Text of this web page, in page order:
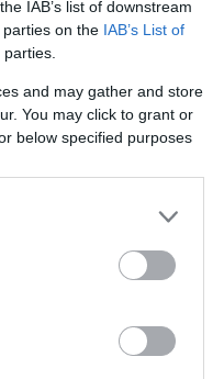
IAB’s list of downstream
on the IAB’s List of
and may gather and store
You may click to grant or
below specified purposes
il